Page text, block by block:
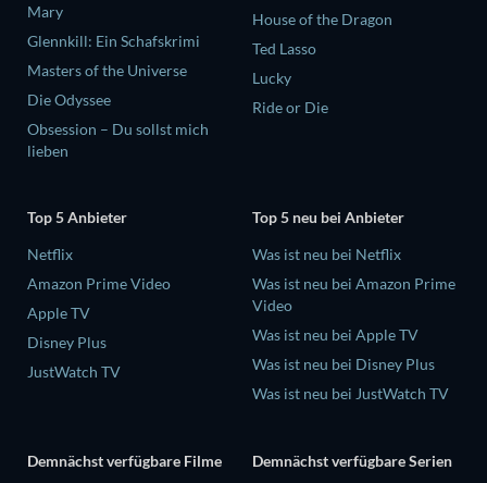
Mary
Glennkill: Ein Schafskrimi
Masters of the Universe
Die Odyssee
Obsession – Du sollst mich
lieben
House of the Dragon
Ted Lasso
Lucky
Ride or Die
Top 5 Anbieter
Netflix
Amazon Prime Video
Apple TV
Disney Plus
JustWatch TV
Top 5 neu bei Anbieter
Was ist neu bei Netflix
Was ist neu bei Amazon Prime
Video
Was ist neu bei Apple TV
Was ist neu bei Disney Plus
Was ist neu bei JustWatch TV
Demnächst verfügbare Filme Demnächst verfügbare Serien